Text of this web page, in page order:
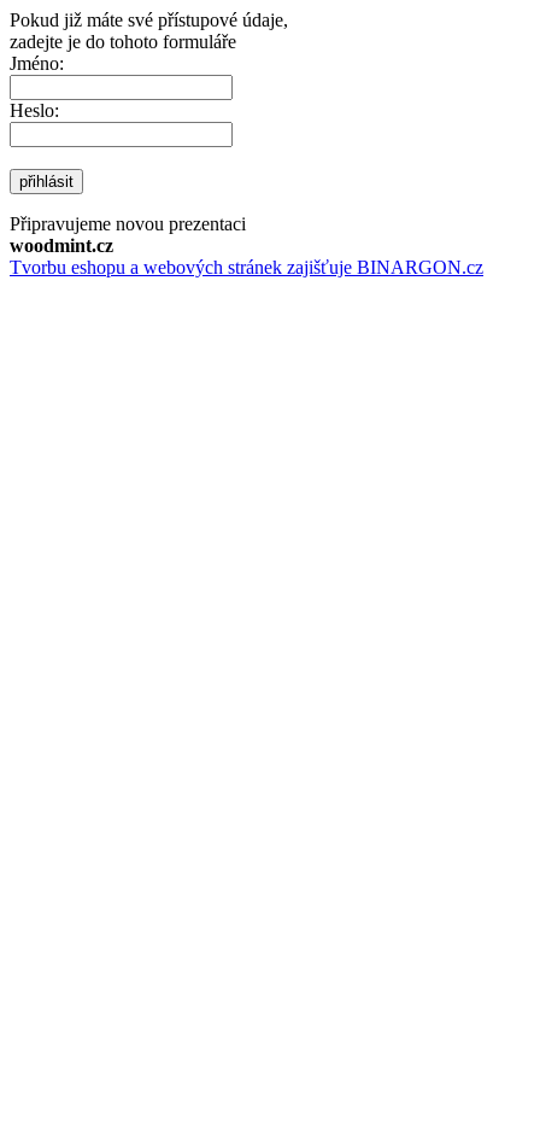
Pokud již máte své přístupové údaje,
zadejte je do tohoto formuláře
Jméno:
Heslo:
přihlásit
Připravujeme novou prezentaci
woodmint.cz
Tvorbu eshopu a webových stránek zajišťuje BINARGON.cz